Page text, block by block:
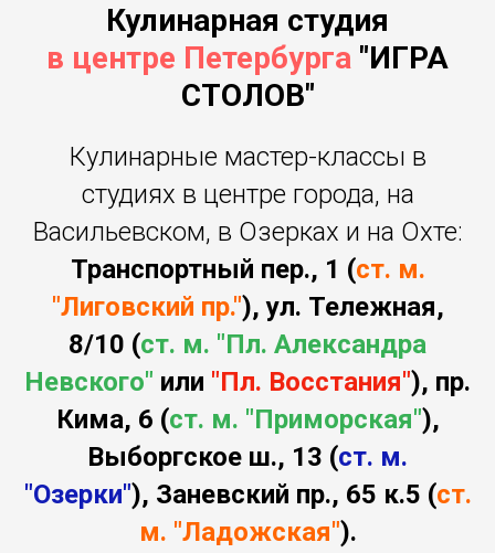
Кулинарная студия
в центре Петербурга "ИГРА
СТОЛОВ"
Кулинарные мастер-классы в
студиях в центре города, на
Васильевском, в Озерках и на Охте:
Транспортный пер., 1 (ст. м.
"Лиговский пр."), ул. Тележная,
8/10 (ст. м. "Пл. Александра
Невского" или "Пл. Восстания"), пр.
Кима, 6 (ст. м. "Приморская"),
Выборгское ш., 13 (ст. м.
"Озерки"), Заневский пр., 65 к.5 (ст.
м. "Ладожская").